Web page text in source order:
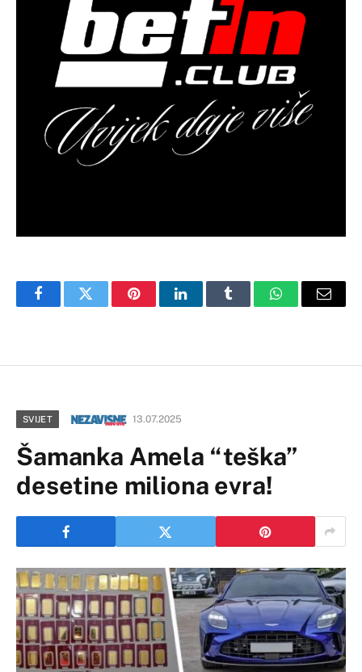
FacebookTwitter PinterestLinkedInTumblr WhatsAppEmail
SVIJET 13.07.2025
Šamanka Amela “teška”
desetine miliona evra!